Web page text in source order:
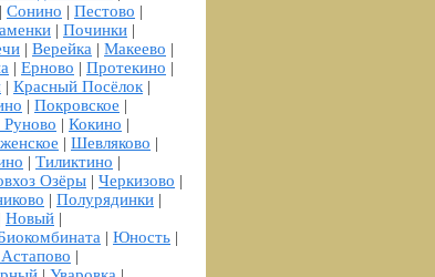
| Сонино | Пестово |
| Починки |
| Верейка | Макеево |
| Ерново | Протекино |
| Красный Посёлок |
| Покровское |
| Кокино |
| Шевляково |
| Тиликтино |
Озёры | Черкизово |
| Полурядинки |
Новый |
| Юность |
|